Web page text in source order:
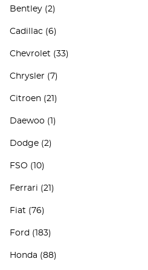
Bentley (2)
Cadillac (6)
Chevrolet (33)
Chrysler (7)
Citroen (21)
Daewoo (1)
Dodge (2)
FSO (10)
Ferrari (21)
Fiat (76)
Ford (183)
Honda (88)